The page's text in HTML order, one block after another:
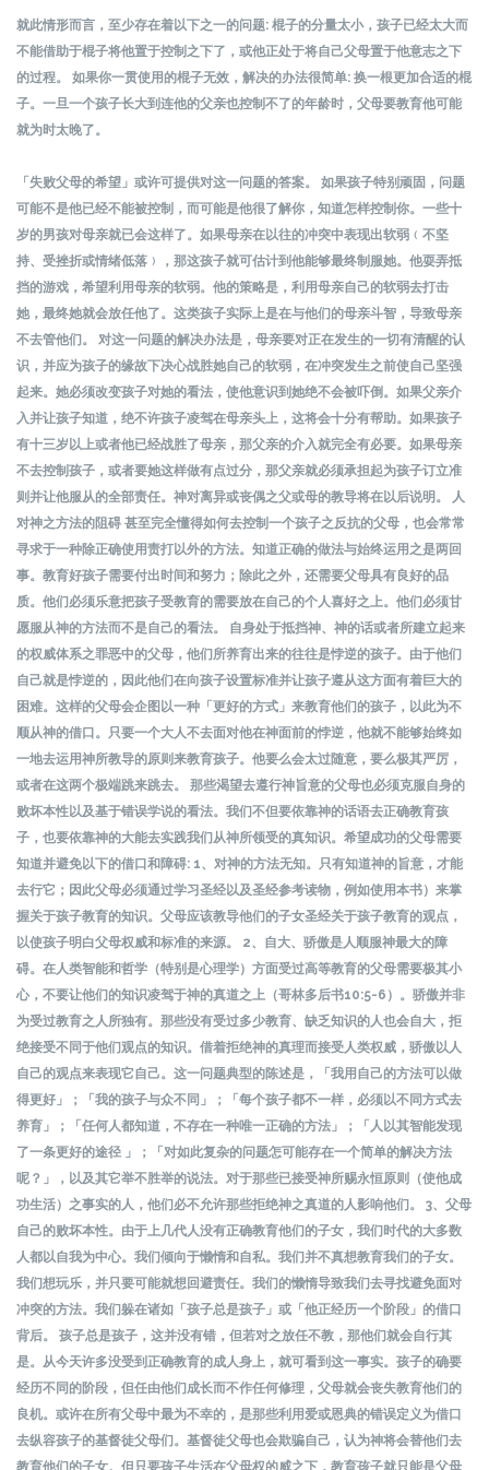
就此情形而言，至少存在着以下之一的问题: 棍子的分量太小，孩子已经太大而
不能借助于棍子将他置于控制之下了，或他正处于将自己父母置于他意志之下
的过程。 如果你一贯使用的棍子无效，解决的办法很简单: 换一根更加合适的棍
子。一旦一个孩子长大到连他的父亲也控制不了的年龄时，父母要教育他可能
就为时太晚了。
「失败父母的希望」或许可提供对这一问题的答案。 如果孩子特别顽固，问题
可能不是他已经不能被控制，而可能是他很了解你，知道怎样控制你。一些十
岁的男孩对母亲就已会这样了。如果母亲在以往的冲突中表现出软弱﹙不坚
持、受挫折或情绪低落﹚，那这孩子就可估计到他能够最终制服她。他耍弄抵
挡的游戏，希望利用母亲的软弱。他的策略是，利用母亲自己的软弱去打击
她，最终她就会放任他了。这类孩子实际上是在与他们的母亲斗智，导致母亲
不去管他们。 对这一问题的解决办法是，母亲要对正在发生的一切有清醒的认
识，并应为孩子的缘故下决心战胜她自己的软弱，在冲突发生之前使自己坚强
起来。她必须改变孩子对她的看法，使他意识到她绝不会被吓倒。如果父亲介
入并让孩子知道，绝不许孩子凌驾在母亲头上，这将会十分有帮助。如果孩子
有十三岁以上或者他已经战胜了母亲，那父亲的介入就完全有必要。如果母亲
不去控制孩子，或者要她这样做有点过分，那父亲就必须承担起为孩子订立准
则并让他服从的全部责任。神对离异或丧偶之父或母的教导将在以后说明。 人
对神之方法的阻碍 甚至完全懂得如何去控制一个孩子之反抗的父母，也会常常
寻求于一种除正确使用责打以外的方法。知道正确的做法与始终运用之是两回
事。教育好孩子需要付出时间和努力；除此之外，还需要父母具有良好的品
质。他们必须乐意把孩子受教育的需要放在自己的个人喜好之上。他们必须甘
愿服从神的方法而不是自己的看法。 自身处于抵挡神、神的话或者所建立起来
的权威体系之罪恶中的父母，他们所养育出来的往往是悖逆的孩子。由于他们
自己就是悖逆的，因此他们在向孩子设置标准并让孩子遵从这方面有着巨大的
困难。这样的父母会企图以一种「更好的方式」来教育他们的孩子，以此为不
顺从神的借口。只要一个大人不去面对他在神面前的悖逆，他就不能够始终如
一地去运用神所教导的原则来教育孩子。他要么会太过随意，要么极其严厉，
或者在这两个极端跳来跳去。 那些渴望去遵行神旨意的父母也必须克服自身的
败坏本性以及基于错误学说的看法。我们不但要依靠神的话语去正确教育孩
子，也要依靠神的大能去实践我们从神所领受的真知识。希望成功的父母需要
知道并避免以下的借口和障碍: 1、对神的方法无知。只有知道神的旨意，才能
去行它；因此父母必须通过学习圣经以及圣经参考读物，例如使用本书）来掌
握关于孩子教育的知识。父母应该教导他们的子女圣经关于孩子教育的观点，
以使孩子明白父母权威和标准的来源。 2、自大、骄傲是人顺服神最大的障
碍。在人类智能和哲学（特别是心理学）方面受过高等教育的父母需要极其小
心，不要让他们的知识凌驾于神的真道之上（哥林多后书10:5-6）。骄傲并非
为受过教育之人所独有。那些没有受过多少教育、缺乏知识的人也会自大，拒
绝接受不同于他们观点的知识。借着拒绝神的真理而接受人类权威，骄傲以人
自己的观点来表现它自己。这一问题典型的陈述是，「我用自己的方法可以做
得更好」；「我的孩子与众不同」；「每个孩子都不一样，必须以不同方式去
养育」；「任何人都知道，不存在一种唯一正确的方法」；「人以其智能发现
了一条更好的途径 」；「对如此复杂的问题怎可能存在一个简单的解决方法
呢？」，以及其它举不胜举的说法。对于那些已接受神所赐永恒原则（使他成
功生活）之事实的人，他们必不允许那些拒绝神之真道的人影响他们。 3、父母
自己的败坏本性。由于上几代人没有正确教育他们的子女，我们时代的大多数
人都以自我为中心。我们倾向于懒惰和自私。我们并不真想教育我们的子女。
我们想玩乐，并只要可能就想回避责任。我们的懒惰导致我们去寻找避免面对
冲突的方法。我们躲在诸如「孩子总是孩子」或「他正经历一个阶段」的借口
背后。 孩子总是孩子，这并没有错，但若对之放任不教，那他们就会自行其
是。从今天许多没受到正确教育的成人身上，就可看到这一事实。孩子的确要
经历不同的阶段，但任由他们成长而不作任何修理，父母就会丧失教育他们的
良机。或许在所有父母中最为不幸的，是那些利用爱或恩典的错误定义为借口
去纵容孩子的基督徒父母们。基督徒父母也会欺骗自己，认为神将会替他们去
教育他们的子女。但只要孩子生活在父母权的威之下，教育孩子就只能是父母